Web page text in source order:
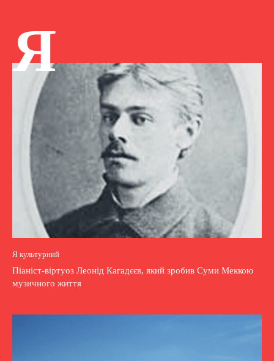
Я
Я культурний
Піаніст-віртуоз Леонід Кагадєєв, який зробив Суми Меккою
музичного життя